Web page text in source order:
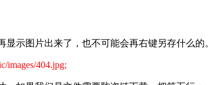
示图片出来了，也不可能会再右键另存什么的。
images/404.jpg;